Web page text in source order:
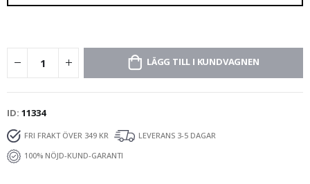
LÄGG TILL I KUNDVAGNEN
ID 11334
FRI FRAKT ÖVER 349 KR
LEVERANS 3-5 DAGAR
100% NÖJD-KUND-GARANTI